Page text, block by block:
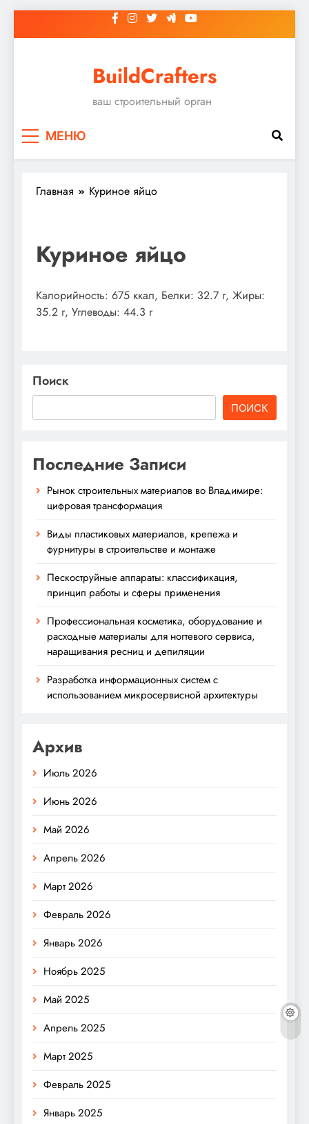
к
BuildCrafters
ваш строительный орган
МЕНЮ
Главная Куриное яйцо
Куриное яйцо
Калорийность: 675 ккал, Белки: 32.7 г, Жиры:
35.2 г, Углеводы: 44.3 г
Поиск
ПОИСК
Последние Записи
Рынок строительных материалов во Владимире:
цифровая трансформация
Виды пластиковых материалов, крепежа и
фурнитуры в строительстве и монтаже
Пескоструйные аппараты: классификация,
принцип работы и сферы применения
Профессиональная косметика, оборудование и
расходные материалы для ногтевого сервиса,
наращивания ресниц и депиляции
Разработка информационных систем с
использованием микросервисной архитектуры
Архив
Июль 2026
Июнь 2026
Май 2026
Апрель 2026
Март 2026
Февраль 2026
Январь 2026
Ноябрь 2025
Май 2025
Апрель 2025
Март 2025
Февраль 2025
Январь 2025